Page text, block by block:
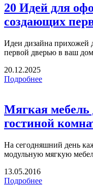
20 Идей для
создающих
Идеи дизайна прихожей
первой дверью в ваш
20.12.2025
Подробнее
Мягкая мебель
гостиной
На сегодняшний день
модульную мягкую
13.05.2016
Подробнее